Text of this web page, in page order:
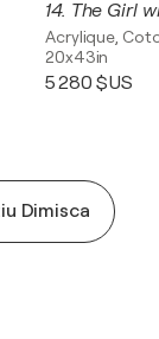
14. The Girl
Acrylique,
20x43in
5 280 $US
Dimisca